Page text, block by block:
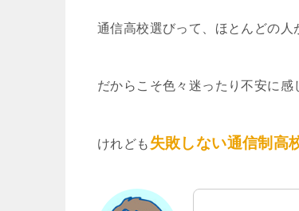
通信高校選びって、ほとんどの人
だからこそ色々迷ったり不安に感
けれども 失敗しない通信制高